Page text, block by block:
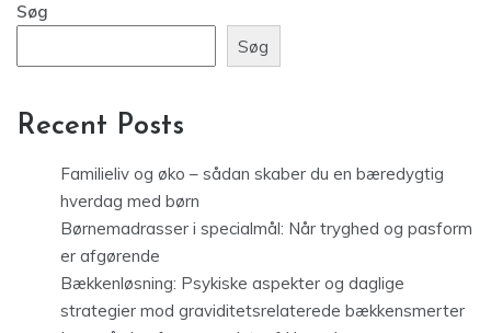
Søg
Søg
Recent Posts
Familieliv og øko – sådan skaber du en bæredygtig
hverdag med børn
Børnemadrasser i specialmål: Når tryghed og pasform
er afgørende
Bækkenløsning: Psykiske aspekter og daglige
strategier mod graviditetsrelaterede bækkensmerter